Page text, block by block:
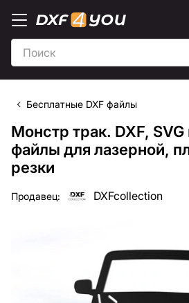
Бесплатные DXF файлы
Монстр трак. DXF,
файлы для лазерной,
резки
Продавец: DXFcollection